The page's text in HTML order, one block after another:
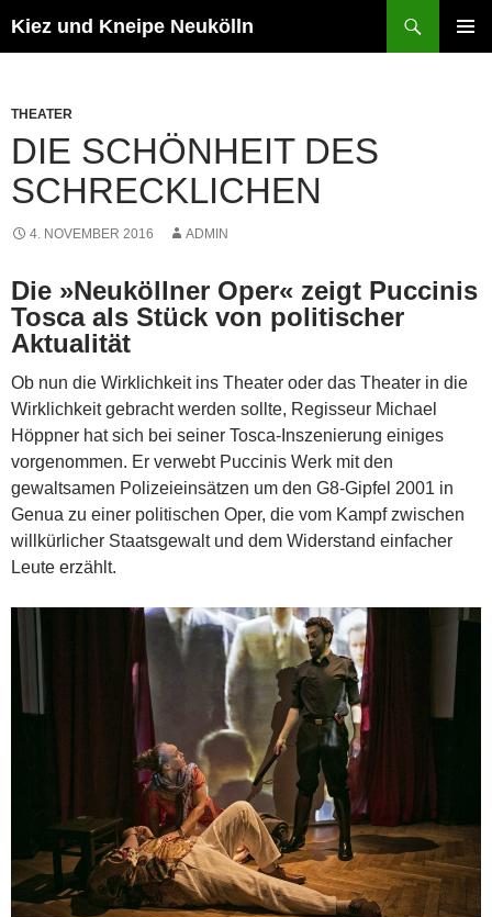
Inhalt
Kiez und Kneipe Neukölln
THEATER
DIE SCHÖNHEIT DES
SCHRECKLICHEN
4. NOVEMBER 2016 ADMIN
Die »Neuköllner Oper« zeigt Puccinis
Tosca als Stück von politischer
Aktualität
Ob nun die Wirklichkeit ins Theater oder das Theater in die
Wirklichkeit gebracht werden sollte, Regisseur Michael
Höppner hat sich bei seiner Tosca-Inszenierung einiges
vorgenommen. Er verwebt Puccinis Werk mit den
gewaltsamen Polizeieinsätzen um den G8-Gipfel 2001 in
Genua zu einer politischen Oper, die vom Kampf zwischen
willkürlicher Staatsgewalt und dem Widerstand einfacher
Leute erzählt.